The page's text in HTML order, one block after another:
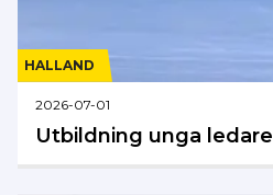
HALLAND
2026-07-01
Utbildning unga ledare